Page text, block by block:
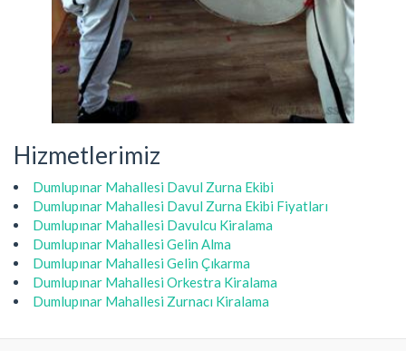
Hizmetlerimiz
Dumlupınar Mahallesi Davul Zurna Ekibi
Dumlupınar Mahallesi Davul Zurna Ekibi Fiyatları
Dumlupınar Mahallesi Davulcu Kiralama
Dumlupınar Mahallesi Gelin Alma
Dumlupınar Mahallesi Gelin Çıkarma
Dumlupınar Mahallesi Orkestra Kiralama
Dumlupınar Mahallesi Zurnacı Kiralama